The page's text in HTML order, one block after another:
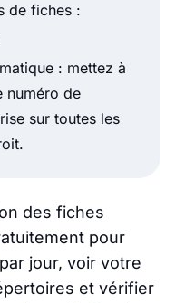
de fiches :
: mettez à
numéro de
sur toutes les
des fiches
pour
jour, voir votre
et vérifier